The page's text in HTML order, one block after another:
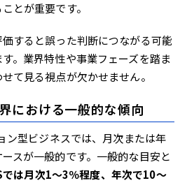
とが重要です。
すると誤った判断につながる可能
。業界特性や事業フェーズを踏ま
て見る視点が欠かせません。
における一般的な傾向
ン型ビジネスでは、月次または年
スが一般的です。一般的な目安と
は月次1〜3％程度、年次で10〜